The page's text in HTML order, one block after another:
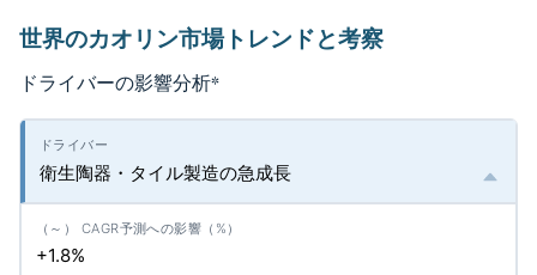
世界のカオリン市場トレンドと考察
ドライバーの影響分析*
衛生陶器・タイル製造の急成長
+1.8%